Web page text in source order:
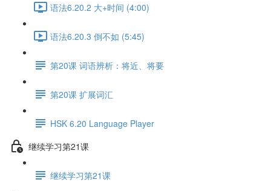
语法6.20.2 大+时间 (4:00)
语法6.20.3 倒不如 (5:45)
第20课 词语辨析：将近、将要
第20课 扩展词汇
HSK 6.20 Language Player
继续学习第21课
继续学习第21课